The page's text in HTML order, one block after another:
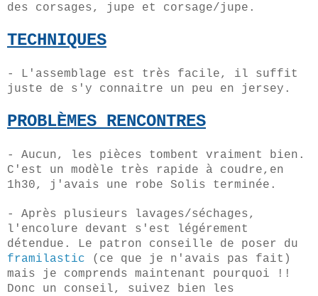
des corsages, jupe et corsage/jupe.
TECHNIQUES
- L'assemblage est très facile, il suffit
juste de s'y connaitre un peu en jersey.
PROBLÈMES RENCONTRES
- Aucun, les pièces tombent vraiment bien.
C'est un modèle très rapide à coudre,en
1h30, j'avais une robe Solis terminée.
- Après plusieurs lavages/séchages,
l'encolure devant s'est légérement
détendue. Le patron conseille de poser du
framilastic (ce que je n'avais pas fait)
mais je comprends maintenant pourquoi !!
Donc un conseil, suivez bien les